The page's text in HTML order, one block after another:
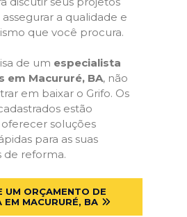
a qualidade e
que você procura.
de um especialista
em Macururé, BA, não
em baixar o Grifo. Os
estão
soluções
para as suas
de reforma.
UM ORÇAMENTO DE
EM MACURURÉ, BA